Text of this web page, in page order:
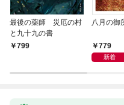
最後の薬師 災厄の村
と九十九の書
799
八月の御
779
新着